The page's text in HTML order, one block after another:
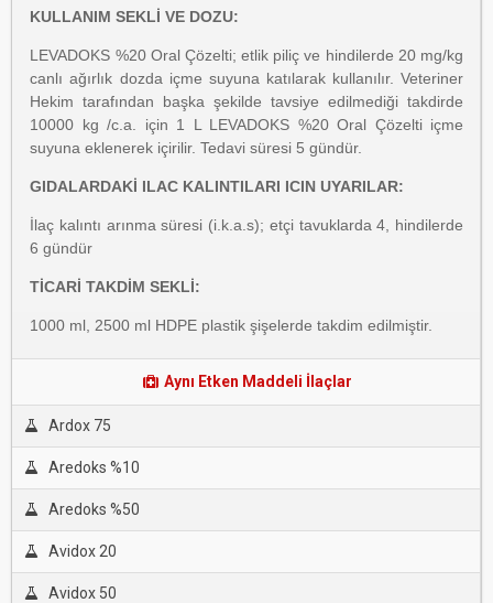
KULLANIM SEKLİ VE DOZU:
LEVADOKS %20 Oral Çözelti; etlik piliç ve hindilerde 20 mg/kg
canlı ağırlık dozda içme suyuna katılarak kullanılır. Veteriner
Hekim tarafından başka şekilde tavsiye edilmediği takdirde
10000 kg /c.a. için 1 L LEVADOKS %20 Oral Çözelti içme
suyuna eklenerek içirilir. Tedavi süresi 5 gündür.
GIDALARDAKİ ILAC KALINTILARI ICIN UYARILAR:
İlaç kalıntı arınma süresi (i.k.a.s); etçi tavuklarda 4, hindilerde
6 gündür
TİCARİ TAKDİM SEKLİ:
1000 ml, 2500 ml HDPE plastik şişelerde takdim edilmiştir.
Aynı Etken Maddeli İlaçlar
Ardox 75
Aredoks %10
Aredoks %50
Avidox 20
Avidox 50